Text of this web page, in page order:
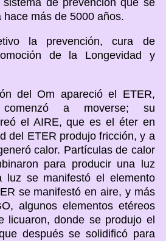
de prevención que se
hace más de 5000 años.
la prevención, cura de
de la Longevidad y
del Om apareció el ETER,
a moverse; su
el AIRE, que es el éter en
del ETER produjo fricción, y a
calor. Partículas de calor
para producir una luz
luz se manifestó el elemento
se manifestó en aire, y más
algunos elementos etéreos
licuaron, donde se produjo el
después se solidificó para